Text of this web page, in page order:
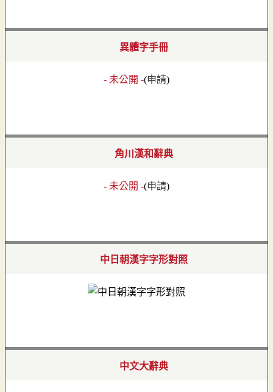
異體字手冊
- 未公開 -(申請)
角川漢和辭典
- 未公開 -(申請)
中日朝漢字字形對照
中文大辭典